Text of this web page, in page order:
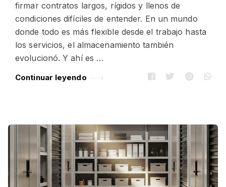
firmar contratos largos, rígidos y llenos de
condiciones difíciles de entender. En un mundo
donde todo es más flexible desde el trabajo hasta
los servicios, el almacenamiento también
evolucionó. Y ahí es …
Continuar leyendo